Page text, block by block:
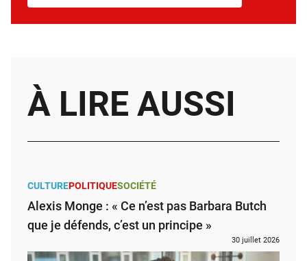
À LIRE AUSSI
CULTUREPOLITIQUESOCIÉTÉ
Alexis Monge : « Ce n’est pas Barbara Butch
que je défends, c’est un principe »
30 juillet 2026